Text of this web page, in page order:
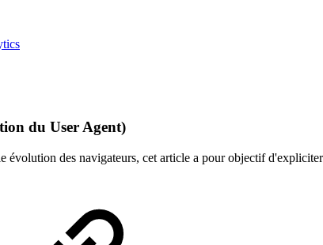
du User Agent)
évolution des navigateurs, cet article a pour objectif